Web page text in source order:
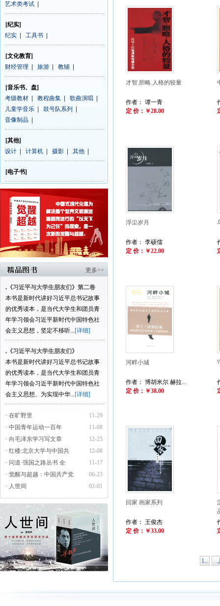
艺术类考试
[纪实]
纪实
工具书
[文化教育]
财经管理
旅游 教辅
[音乐书、盘]
考级教材
教程曲集 歌曲演唱
儿童学音乐
鼓号队系列
音像制品
[其他]
设计
计算机 摄影 其他
[电子书]
更多>>
. 《习近平与大学生朋友们》第二卷
本书是新时代讲好习近平总书记故事
的优秀读本，是当代大学生和团员青
年学习领会习近平新时代中国特色社
会主义思想，坚定不移听...[详细]
. 《习近平与大学生朋友们》
本书是新时代讲好习近平总书记故事
的优秀读本，是当代大学生和团员青
年学习领会习近平新时代中国特色社
会主义思想、为实现中华...[详细]
11-29
· 在旷野里
11-08
· 中国青年运动一百年
12-25
· 向毛泽东学习写文章
12-08
· 红楼:北京大学与中国共
11-17
· 问道·强国之路丛书 全
06-23
· 觉醒与超越：中国共产党
02-01
· 人世间
才智.胆略.人格的较量
作者： 谭一青
定 价：￥28.00
浮尘岁月
作者： 李硕儒
定 价：￥22.00
河畔小城
作者： 博胡米尔 赫拉...
定 价：￥38.00
回家 画家系列
作者： 王俊杰
定 价：￥33.00
1...